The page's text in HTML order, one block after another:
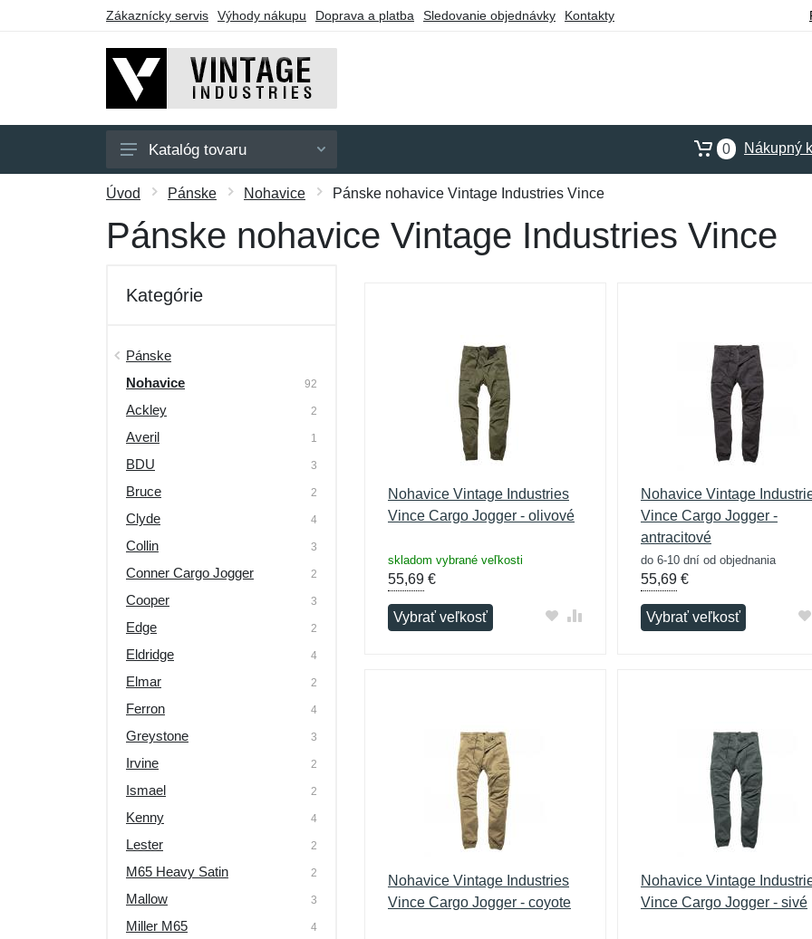
Zákaznícky servis Výhody nákupu Doprava a platba Sledovanie objednávky Kontakty
Pánske
Dámske
Darčekové poukazy
Katalóg tovaru 0 Nákupný
Úvod Pánske Nohavice Pánske nohavice Vintage Industries Vince
Pánske nohavice Vintage Industries Vince
Kategórie
Pánske
Nohavice
92
Ackley 2
Averil 1
BDU 3
Bruce 2
Clyde 4
Collin 3
Conner Cargo Jogger 2
Cooper 3
Edge 2
Eldridge 4
Elmar 2
Ferron 4
Greystone 3
Irvine 2
Ismael 2
Kenny 4
Lester 2
M65 Heavy Satin 2
Mallow 3
Miller M65 4
Nohavice Vintage Industries
Vince Cargo Jogger - olivové
skladom vybrané veľkosti
55,69 €
Vybrať veľkosť
Nohavice Vintage
Vince Cargo Jogger -
antracitové
do 6-10 dní od objednania
55,69€
Vybrať veľkosť
Nohavice Vintage Industries
Vince Cargo Jogger - coyote
Nohavice Vintage
Vince Cargo Jogger - sivé